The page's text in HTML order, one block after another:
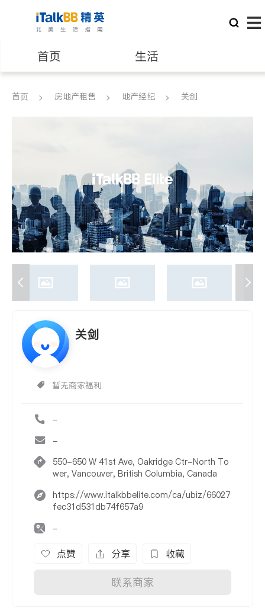
首页 生活
医生 律师
会计师
建筑装修
首页 房地产租售 地产经纪 关剑
关剑
暂无商家福利
-
-
550-650 W 41st Ave, Oakridge Ctr-North To
wer, Vancouver, British Columbia, Canada
https://www.italkbbelite.com/ca/ubiz/66027
fec31d531db74f657a9
-
点赞 分享 收藏
联系商家